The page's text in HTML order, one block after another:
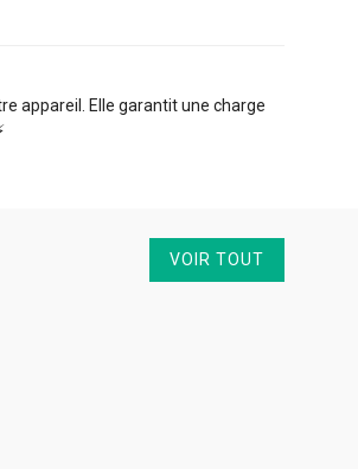
appareil. Elle garantit une charge
VOIR TOUT